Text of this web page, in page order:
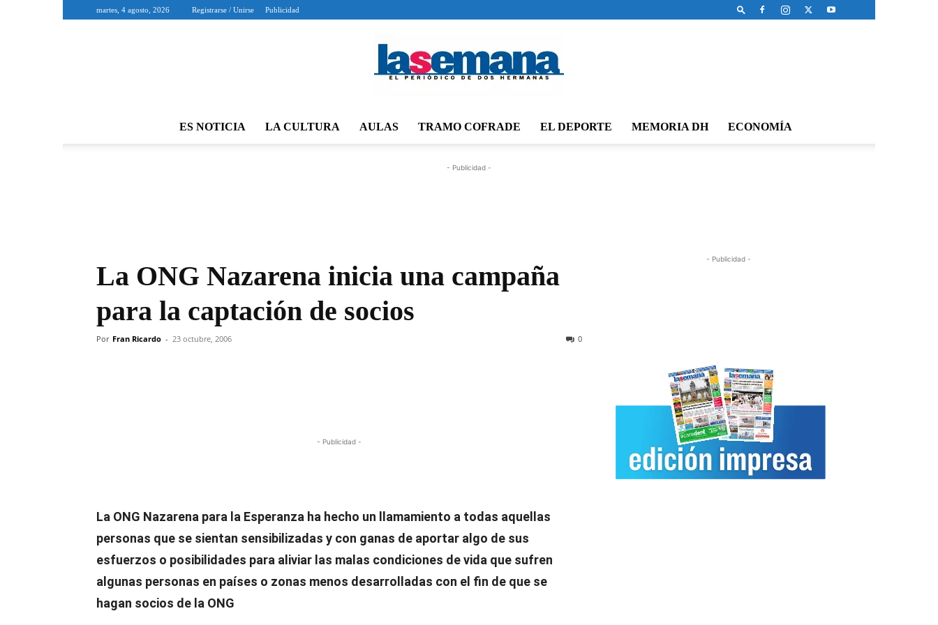
martes, 4 agosto, 2026 Registrarse / Unirse Publicidad
ES NOTICIA LA CULTURA AULAS TRAMO COFRADE EL DEPORTE MEMORIA DH ECONOMÍA
- Publicidad -
La ONG Nazarena inicia una campaña
para la captación de socios
Por Fran Ricardo - 23 octubre, 2006 0
- Publicidad -
La ONG Nazarena para la Esperanza ha hecho un llamamiento a todas aquellas
personas que se sientan sensibilizadas y con ganas de aportar algo de sus
esfuerzos o posibilidades para aliviar las malas condiciones de vida que sufren
algunas personas en países o zonas menos desarrolladas con el fin de que se
hagan socios de la ONG
- Publicidad -